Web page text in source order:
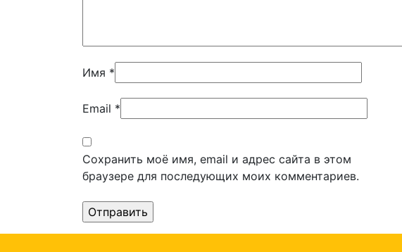
Имя *
Email *
Сохранить моё имя, email и адрес сайта в этом
браузере для последующих моих комментариев.